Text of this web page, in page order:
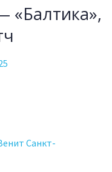
«Балтика»,
Санкт-